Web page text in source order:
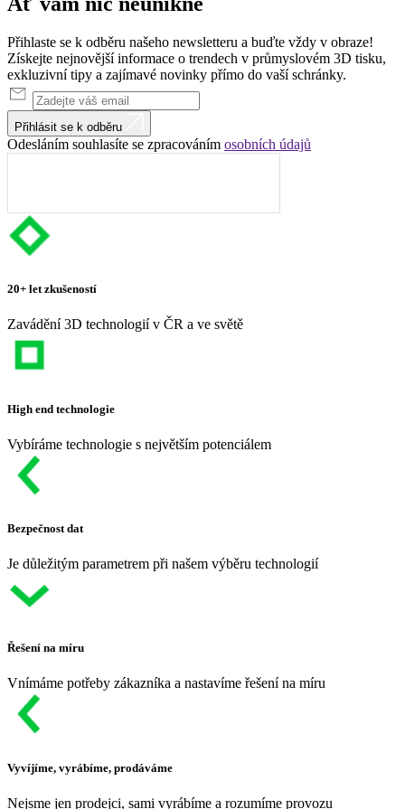
Přihlaste se k odběru našeho newsletteru a buďte vždy v obraze!
Získejte nejnovější informace o trendech v průmyslovém 3D tisku,
exkluzivní tipy a zajímavé novinky přímo do vaší schránky.
Přihlásit se k odběru
Odesláním souhlasíte se zpracováním osobních údajů
20+ let zkušeností
Zavádění 3D technologií v ČR a ve světě
High end technologie
Vybíráme technologie s největším potenciálem
Bezpečnost dat
Je důležitým parametrem při našem výběru technologií
Řešení na míru
Vnímáme potřeby zákazníka a nastavíme řešení na míru
Vyvíjíme, vyrábíme, prodáváme
Nejsme jen prodejci, sami vyrábíme a rozumíme provozu